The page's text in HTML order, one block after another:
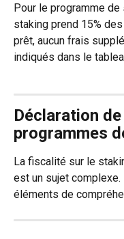
Pour le programme
staking prend 15%
prêt, aucun frais
indiqués dans le
Déclaration
programmes
La fiscalité sur le
est un sujet
éléments de